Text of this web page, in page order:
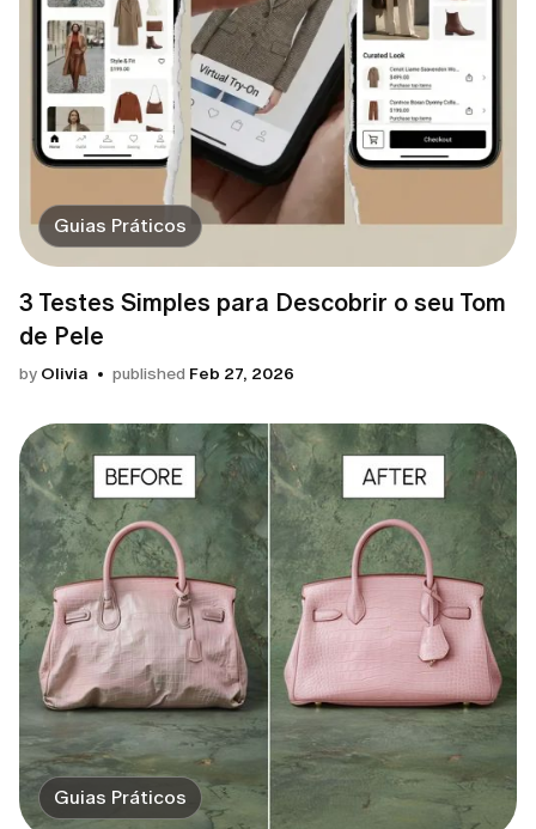
Guias Práticos
3 Testes Simples para Descobrir o seu Tom
de Pele
by Olivia published Feb 27, 2026
Guias Práticos